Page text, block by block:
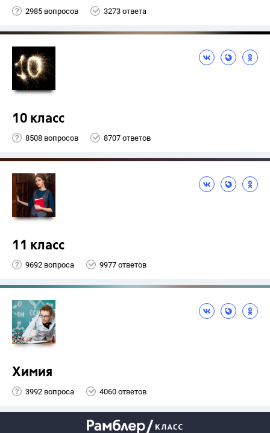
2985 вопросов 3273 ответа
10 класс
8508 вопросов 8707 ответов
11 класс
9692 вопроса 9977 ответов
Химия
3992 вопроса 4060 ответов